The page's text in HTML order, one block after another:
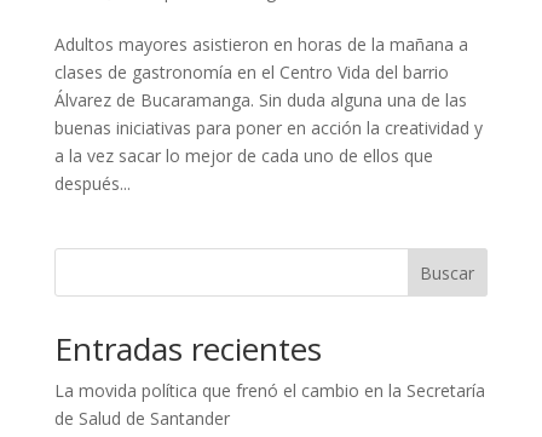
Adultos mayores asistieron en horas de la mañana a
clases de gastronomía en el Centro Vida del barrio
Álvarez de Bucaramanga. Sin duda alguna una de las
buenas iniciativas para poner en acción la creatividad y
a la vez sacar lo mejor de cada uno de ellos que
después...
Buscar
Entradas recientes
La movida política que frenó el cambio en la Secretaría
de Salud de Santander